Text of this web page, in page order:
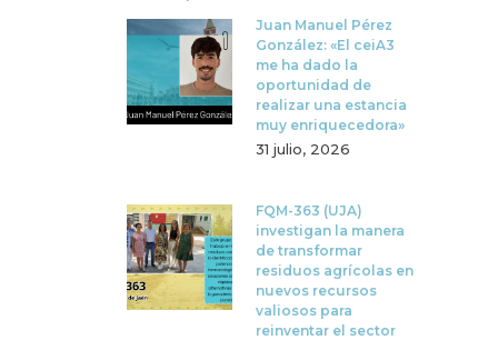
Juan Manuel Pérez
González: «El ceiA3
me ha dado la
oportunidad de
realizar una estancia
muy enriquecedora»
31 julio, 2026
FQM-363 (UJA)
investigan la manera
de transformar
residuos agrícolas en
nuevos recursos
valiosos para
reinventar el sector